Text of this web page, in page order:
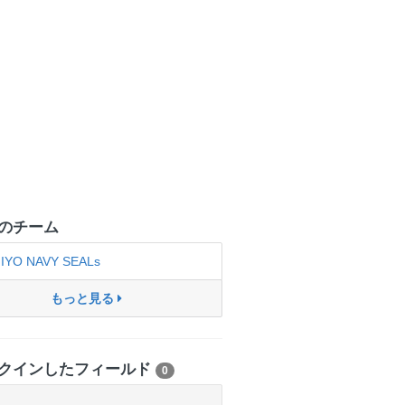
チーム
NAVY SEALs
もっと見る
インしたフィールド 0